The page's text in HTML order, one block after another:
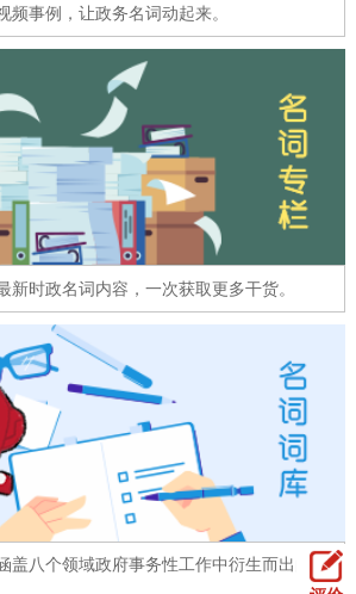
在线访谈
十六区概览 人文北京
图说北京 视频北京
한국어 日本語
FRANÇAIS РУССКИЙ ЯЗЫК
PORTUGUÊS
事例，让政务名词动起来。
时政名词内容，一次获取更多干货。
八个领域政府事务性工作中衍生而出的名